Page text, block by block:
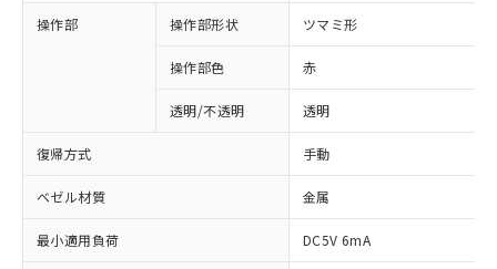
操作部 操作部形状 ツマミ形
操作部色 赤
透明/不透明 透明
復帰方式 手動
ベゼル材質 金属
最小適用負荷 DC5V 6mA